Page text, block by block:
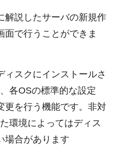
解説したサーバの新規作
面で行うことができま
スクにインストールさ
各OSの標準的な設定
更を行う機能です。非対
環境によってはディス
場合があります